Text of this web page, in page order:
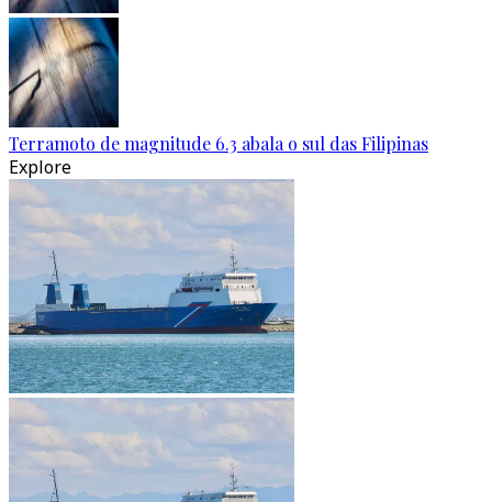
Terramoto de magnitude 6.3 abala o sul das Filipinas
Explore